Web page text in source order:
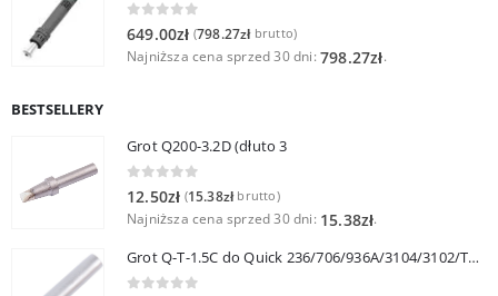
649.00zł (798.27złbrutto)
Najniższa cena sprzed 30 dni: 798.27zł.
BESTSELLERY
Grot Q200-3.2D (dłuto 3
0out of 5
12.50zł (15.38złbrutto)
Najniższa cena sprzed 30 dni: 15.38zł.
Grot Q-T-1.5C do Quick 236/706/936A/3104/3102/TS1100